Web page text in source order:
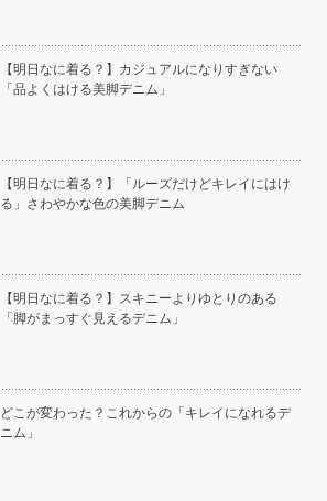
【明日なに着る？】カジュアルになりすぎない
「品よくはける美脚デニム」
【明日なに着る？】「ルーズだけどキレイにはけ
る」さわやかな色の美脚デニム
【明日なに着る？】スキニーよりゆとりのある
「脚がまっすぐ見えるデニム」
どこが変わった？これからの「キレイになれるデ
ニム」